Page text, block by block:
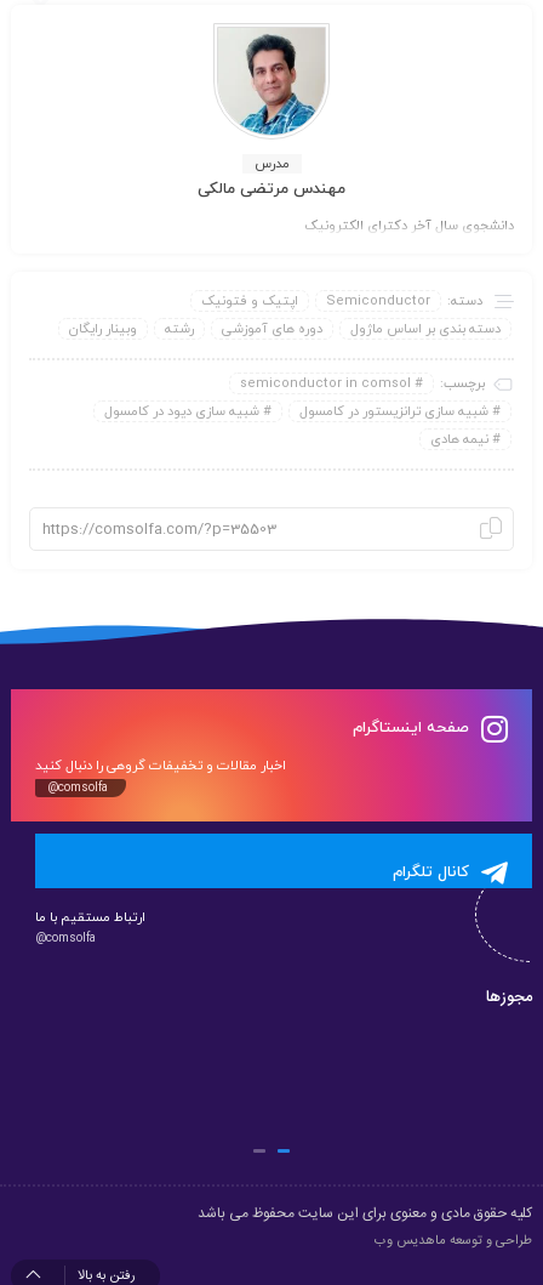
مدرس
مهندس مرتضی مالکی
دانشجوی سال آخر دکترای الکترونیک
دسته: Semiconductor
اپتیک و فتونیک
دسته بندی بر اساس ماژول
دوره های آموزشی رشته وبینار رایگان
برچسب:
semiconductor in comsol
شبیه سازی ترانزیستور در کامسول
شبیه سازی دیود در کامسول
نیمه هادی
صفحه اینستاگرام
اخبار مقالات و تخفیفات گروهی را دنبال کنید
@comsolfa
کانال تلگرام
ارتباط مستقیم با ما
@comsolfa
مجوزها
کلیه حقوق مادی و معنوی برای این سایت محفوظ می باشد
طراحی و توسعه ماهدیس وب
رفتن به بالا